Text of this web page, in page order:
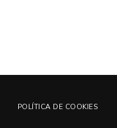
POLÍTICA DE COOKIES